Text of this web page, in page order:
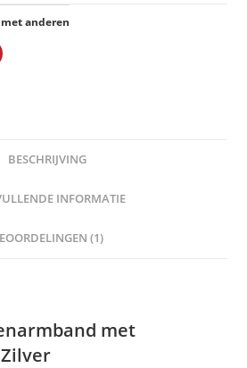
anderen
BESCHRIJVING
INFORMATIE
(1)
met